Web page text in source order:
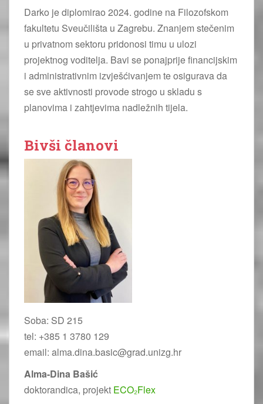
Darko je diplomirao 2024. godine na Filozofskom
fakultetu Sveučilišta u Zagrebu. Znanjem stečenim
u privatnom sektoru pridonosi timu u ulozi
projektnog voditelja. Bavi se ponajprije financijskim
i administrativnim izvješćivanjem te osigurava da
se sve aktivnosti provode strogo u skladu s
planovima i zahtjevima nadležnih tijela.
Bivši članovi
Soba: SD 215
tel: +385 1 3780 129
email: alma.dina.basic@grad.unizg.hr
Alma-Dina Bašić
doktorandica, projekt ECO₂Flex